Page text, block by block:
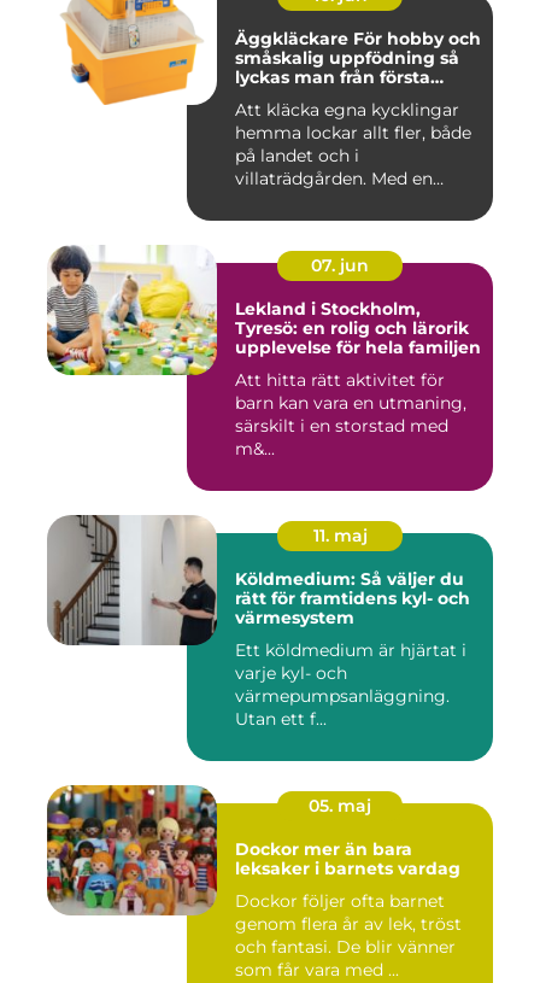
Äggkläckare För hobby och
småskalig uppfödning så
lyckas man från första
Att kläcka egna kycklingar
hemma lockar allt fler, både
på landet och i
villaträdgården. Med en
07. jun
Lekland i Stockholm,
Tyresö: en rolig och lärorik
upplevelse för hela familjen
Att hitta rätt aktivitet för
barn kan vara en utmaning,
särskilt i en storstad med
m&...
11. maj
Köldmedium: Så väljer du
rätt för framtidens kyl- och
värmesystem
Ett köldmedium är hjärtat i
varje kyl- och
värmepumpsanläggning.
Utan ett f...
05. maj
Dockor mer än bara
leksaker i barnets vardag
Dockor följer ofta barnet
genom flera år av lek, tröst
och fantasi. De blir vänner
som får vara med ...